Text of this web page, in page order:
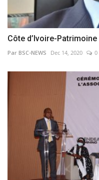
Côte d’Ivoire-
Par BSC-NEWS Dec 14, 2020 0